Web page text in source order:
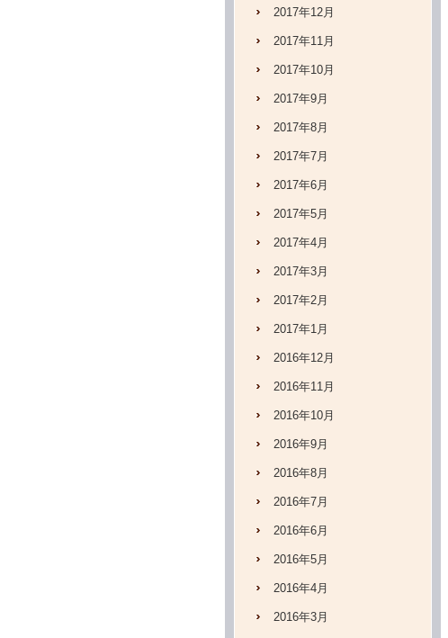
2017年12月
2017年11月
2017年10月
2017年9月
2017年8月
2017年7月
2017年6月
2017年5月
2017年4月
2017年3月
2017年2月
2017年1月
2016年12月
2016年11月
2016年10月
2016年9月
2016年8月
2016年7月
2016年6月
2016年5月
2016年4月
2016年3月